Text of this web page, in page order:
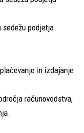
sedežu podjetja
in izdajanje
računovodstva,